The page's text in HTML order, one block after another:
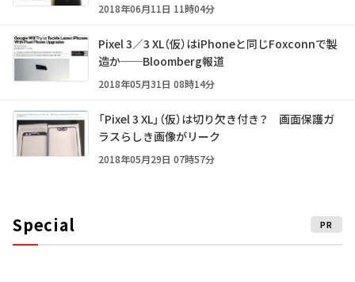
2018年06月11日 11時04分
Pixel 3／3 XL（仮）はiPhoneと同じFoxconnで製
造か──Bloomberg報道
2018年05月31日 08時14分
「Pixel 3 XL」（仮）は切り欠き付き？ 画面保護ガ
ラスらしき画像がリーク
2018年05月29日 07時57分
Special PR